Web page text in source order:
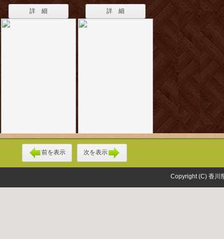
詳 細 詳 細
前を表示 次を表示
Copyright (C) 香川